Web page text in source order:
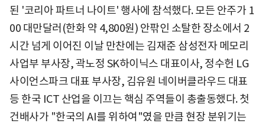
된 '코리아 파트너 나이트' 행사에 참석했다. 모든 안주가 1
00 대만달러(한화 약 4,800원) 안팎인 소탈한 장소에서 2
시간 넘게 이어진 이날 만찬에는 김재준 삼성전자 메모리
사업부 부사장, 곽노정 SK하이닉스 대표이사, 정수헌 LG
사이언스파크 대표 부사장, 김유원 네이버클라우드 대표
등 한국 ICT 산업을 이끄는 핵심 주역들이 총출동했다. 첫
건배사가 "한국의 AI를 위하여"였을 만큼 현장 분위기는